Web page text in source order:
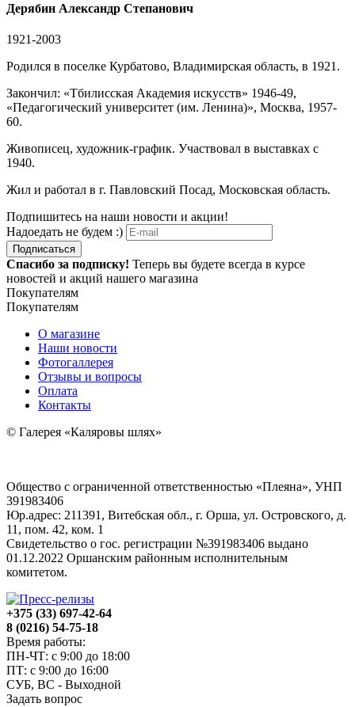
Дерябин Александр Степанович
1921-2003
Родился в поселке Курбатово, Владимирская область, в 1921.
Закончил: «Тбилисская Академия искусств» 1946-49,
«Педагогический университет (им. Ленина)», Москва, 1957-
60.
Живописец, художник-график. Участвовал в выставках с
1940.
Жил и работал в г. Павловский Посад, Московская область.
Подпишитесь на наши новости и акции!
Надоедать не будем :)
Подписаться
Спасибо за подписку! Теперь вы будете всегда в курсе
новостей и акций нашего магазина
Покупателям
Покупателям
О магазине
Наши новости
Фотогаллерея
Отзывы и вопросы
Оплата
Контакты
© Галерея «Каляровы шлях»
Общество с ограниченной ответственностью «Плеяна», УНП
391983406
Юр.адрес: 211391, Витебская обл., г. Орша, ул. Островского, д.
11, пом. 42, ком. 1
Свидетельство о гос. регистрации №391983406 выдано
01.12.2022 Оршанским районным исполнительным
комитетом.
+375 (33) 697-42-64
8 (0216) 54-75-18
Время работы:
ПН-ЧТ: с 9:00 до 18:00
ПТ: с 9:00 до 16:00
СУБ, ВС - Выходной
Задать вопрос